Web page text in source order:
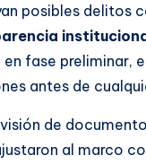
posibles delitos
fase preliminar,
antes de
de
al marco